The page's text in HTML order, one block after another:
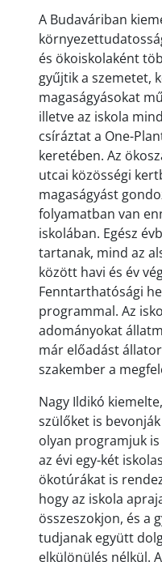
A Budaváriban
és ökoiskolaként
gyűjtik a szemetet,
magaságyásokat
illetve az iskola
csíráztat a One-
keretében. Az
utcai közösségi
magaságyást
folyamatban van
iskolában. Egész
tartanak, mind az
között havi és év
Fenntarthatósági
programmal. Az
adományokat
már előadást
szakember a
Nagy Ildikó
szülőket is
olyan programjuk
az évi egy-két
ökotúrákat is
hogy az iskola
összeszokjon, és a
tudjanak együtt
elkülönülés nélkül.